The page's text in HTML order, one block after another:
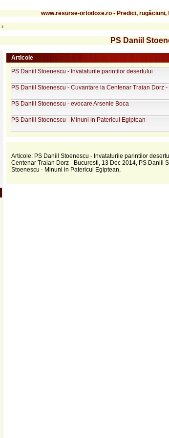
www.resurse-ortodoxe.ro - Predici,
›
PS Daniil
Articole
PS Daniil Stoenescu - Invataturile parintilor desertului
PS Daniil Stoenescu - Cuvantare la Centenar Traian Dorz
PS Daniil Stoenescu - evocare Arsenie Boca
PS Daniil Stoenescu - Minuni in Patericul Egiptean
Articole: PS Daniil Stoenescu - Invataturile parintilor
Centenar Traian Dorz - Bucuresti, 13 Dec 2014, PS Daniil
Stoenescu - Minuni in Patericul Egiptean,